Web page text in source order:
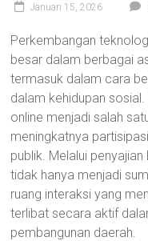
Januari 15, 2026
Perkembangan
besar dalam berbagai
termasuk dalam cara
dalam kehidupan
online menjadi salah
meningkatnya
publik. Melalui
tidak hanya menjadi
ruang interaksi yang
terlibat secara aktif
pembangunan daerah.